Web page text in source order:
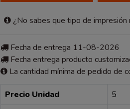
¿No sabes que tipo de impresión
Fecha de entrega 11-08-2026
Fecha entrega producto
La cantidad mínima de pedido de
Precio Unidad 5